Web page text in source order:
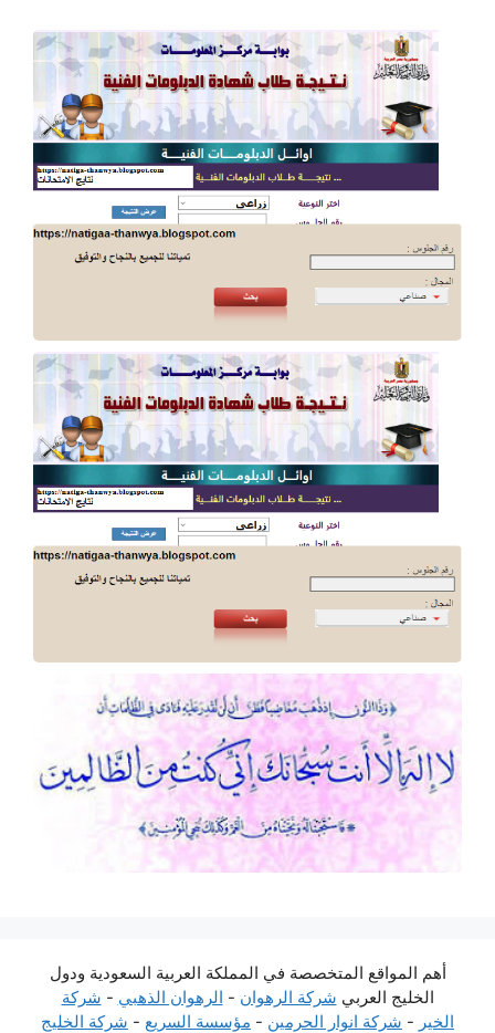
أهم المواقع المتخصصة في المملكة العربية السعودية ودول
الخليج العربي شركة الرهوان - الرهوان الذهبي - شركة
الخير - شركة انوار الحرمين - مؤسسة السريع - شركة الخليج